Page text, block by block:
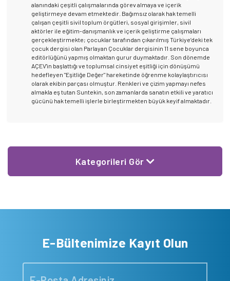
alanındaki çeşitli çalışmalarında görev almaya ve içerik
geliştirmeye devam etmektedir. Bağımsız olarak hak temelli
çalışan çeşitli sivil toplum örgütleri, sosyal girişimler, sivil
aktörler ile eğitim-danışmanlık ve içerik geliştirme çalışmaları
gerçekleştirmekte; çocuklar tarafından çıkarılmış Türkiye’deki tek
çocuk dergisi olan Parlayan Çocuklar dergisinin 11 sene boyunca
editörlüğünü yapmış olmaktan gurur duymaktadır. Son dönemde
AÇEV'in başlattığı ve toplumsal cinsiyet eşitliği için dönüşümü
hedefleyen "Eşitliğe Değer" hareketinde öğrenme kolaylaştırıcısı
olarak ekibin parçası olmuştur. Renkleri ve çizim yapmayı nefes
almakla eş tutan Suntekin, son zamanlarda sanatın etkili ve yaratıcı
gücünü hak temelli işlerle birleştirmekten büyük keyif almaktadır.
Kategorileri Gör
E-Bültenimize Kayıt Olun